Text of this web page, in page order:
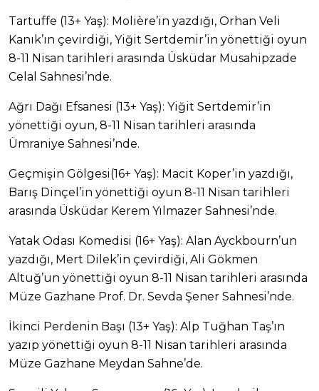
Tartuffe (13+ Yaş): Molière’in yazdığı, Orhan Veli
Kanık’ın çevirdiği, Yiğit Sertdemir’in yönettiği oyun
8-11 Nisan tarihleri arasında Üsküdar Musahipzade
Celal Sahnesi’nde.
Ağrı Dağı Efsanesi (13+ Yaş): Yiğit Sertdemir’in
yönettiği oyun, 8-11 Nisan tarihleri arasında
Ümraniye Sahnesi’nde.
Geçmişin Gölgesi(16+ Yaş): Macit Koper’in yazdığı,
Barış Dinçel’in yönettiği oyun 8-11 Nisan tarihleri
arasında Üsküdar Kerem Yılmazer Sahnesi’nde.
Yatak Odası Komedisi (16+ Yaş): Alan Ayckbourn’un
yazdığı, Mert Dilek’in çevirdiği, Ali Gökmen
Altuğ’un yönettiği oyun 8-11 Nisan tarihleri arasında
Müze Gazhane Prof. Dr. Sevda Şener Sahnesi’nde.
İkinci Perdenin Başı (13+ Yaş): Alp Tuğhan Taş’ın
yazıp yönettiği oyun 8-11 Nisan tarihleri arasında
Müze Gazhane Meydan Sahne’de.